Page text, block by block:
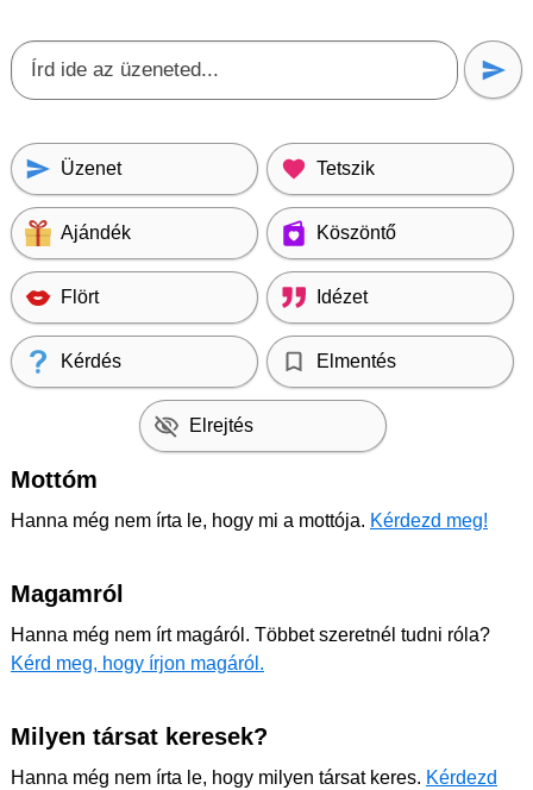
Üzenet Tetszik
Ajándék Köszöntő
Flört Idézet
Kérdés Elmentés
Elrejtés
Mottóm
Hanna még nem írta le, hogy mi a mottója. Kérdezd meg!
Magamról
Hanna még nem írt magáról. Többet szeretnél tudni róla?
Kérd meg, hogy írjon magáról.
Milyen társat keresek?
Hanna még nem írta le, hogy milyen társat keres. Kérdezd